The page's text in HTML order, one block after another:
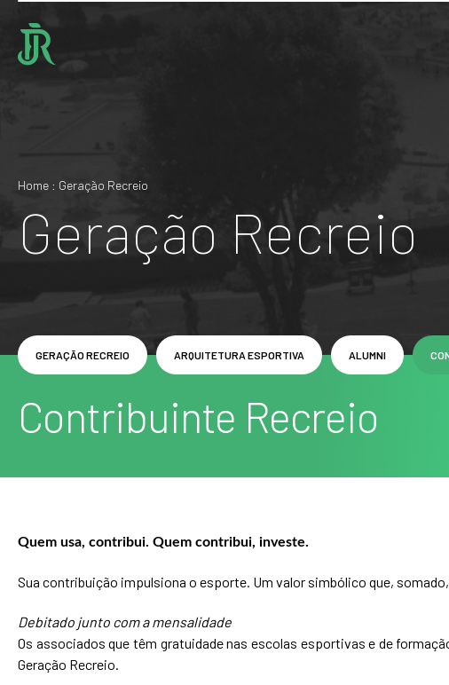
Home : Geração Recreio
Geração Recreio
Contribuinte Recreio
GERAÇÃO RECREIO ARQUITETURA ESPORTIVA ALUMNI
Quem usa, contribui. Quem contribui, investe.
Sua contribuição impulsiona o esporte. Um valor simbólico que,
Debitado junto com a mensalidade
Os associados que têm gratuidade nas escolas esportivas e de
Geração Recreio.